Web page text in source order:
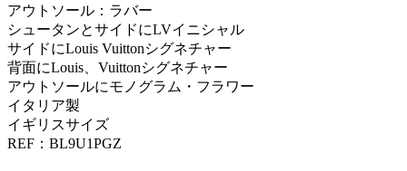
アウトソール：ラバー
シュータンとサイドにLVイニシャル
サイドにLouis Vuittonシグネチャー
背面にLouis、Vuittonシグネチャー
アウトソールにモノグラム・フラワー
イタリア製
イギリスサイズ
REF：BL9U1PGZ